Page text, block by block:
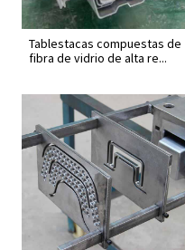
Tablestacas compuestas de
fibra de vidrio de alta re...